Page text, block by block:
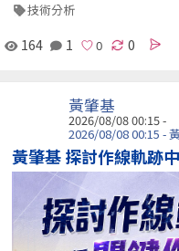
技術分析
164 1 0
黃肇基
2026/08/08 00:15 -
2026/08/08 00:15 -
黃肇基 探討作線軌跡